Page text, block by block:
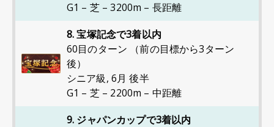
G1 – 芝 – 3200m – 長距離
8. 宝塚記念で3着以内
60目のターン （前の目標から3ターン
後）
シニア級, 6月 後半
G1 – 芝 – 2200m – 中距離
9. ジャパンカップで3着以内